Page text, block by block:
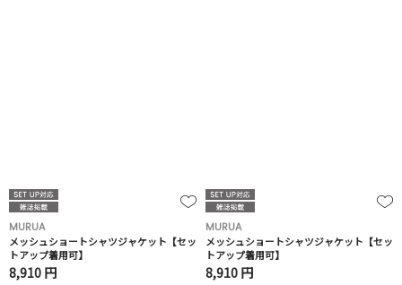
MURUA
メッシュショートシャツジャケット【セッ
トアップ着用可】
8,910 円
MURUA
メッシュショートシャツジャケット【セッ
トアップ着用可】
8,910 円